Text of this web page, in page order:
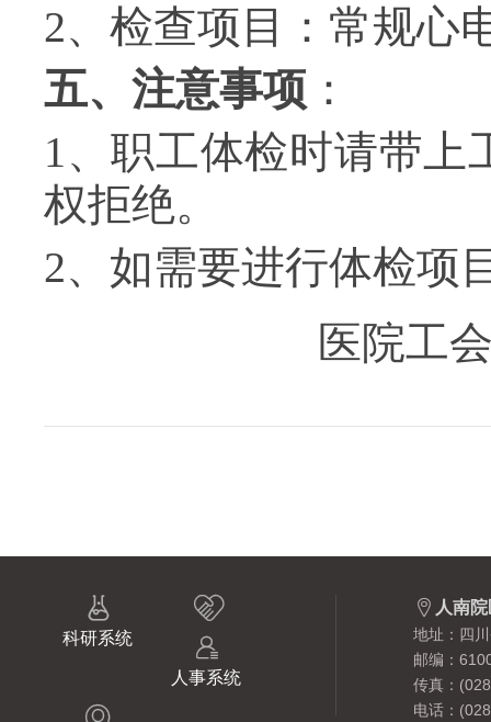
2、 检查项目：常规心
五、注意事项 ：
1、职工体检时请带上
权拒绝。
2、如需要进行体检项
医院工

科研系统


人事系统
 人南
地址：四
邮编：
传真：
电话：